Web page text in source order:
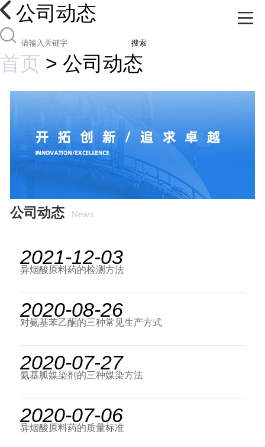
公司动态
搜索
首页 > 公司动态
公司动态 News
2021-12-03
异烟酸原料药的检测方法
2020-08-26
对氨基苯乙酮的三种常见生产方式
2020-07-27
氨基胍媒染剂的三种媒染方法
2020-07-06
异烟酸原料药的质量标准